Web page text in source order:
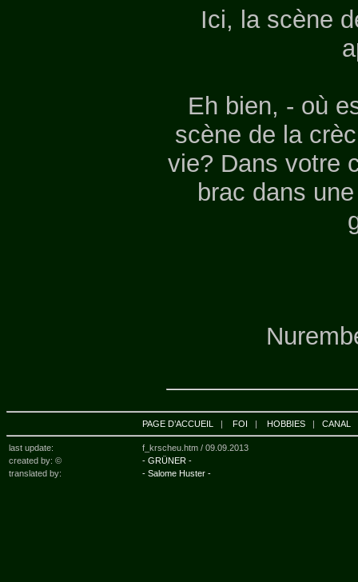
Ici, la scène
Eh bien, - où
scène de la
vie? Dans votre
brac dans
PAGE D’ACCUEIL | FOI | HOBBIES | CANAL
last update: f_krscheu.htm / 09.09.2013
created by: ©
- GRÜNER -
translated by:
- Salome Huster -